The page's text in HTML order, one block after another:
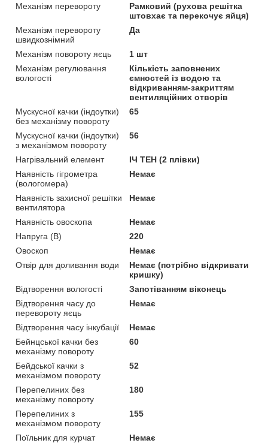
Механізм перевороту
Рамковий (рухова решітка
штовхає та перекочує яйця)
Механізм перевороту
швидкознімний
Да
Механізм повороту яєць
1 шт
Механізм регулювання
вологості
Кількість заповнених
ємностей із водою та
відкриванням-закриттям
вентиляційних отворів
Мускусної качки (індоутки)
без механізму повороту
65
Мускусної качки (індоутки)
з механізмом повороту
56
Нагрівальний елемент
ІЧ ТЕН (2 плівки)
Наявність гігрометра
(вологомера)
Немає
Наявність захисної решітки
вентилятора
Немає
Наявність овоскопа
Немає
Напруга (В)
220
Овоскоп
Немає
Отвір для доливання води
Немає (потрібно відкривати
кришку)
Відтворення вологості
Запотіванням віконець
Відтворення часу до
перевороту яєць
Немає
Відтворення часу інкубації
Немає
Бейнцської качки без
механізму повороту
60
Бейдської качки з
механізмом повороту
52
Перепелиних без
механізму повороту
180
Перепелиних з
механізмом повороту
155
Поїльник для курчат
Немає